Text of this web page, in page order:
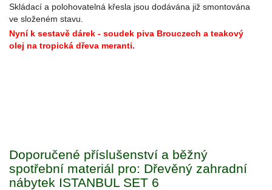
Skládací a polohovatelná křesla jsou dodávána již smontována
ve složeném stavu.
Nyní k sestavě dárek - soudek piva Brouczech a teakový
olej na tropická dřeva meranti.
Doporučené příslušenství a běžný
spotřební materiál pro: Dřevěný zahradní
nábytek ISTANBUL SET 6